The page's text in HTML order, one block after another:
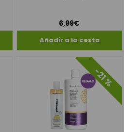
6,99€
-21 %